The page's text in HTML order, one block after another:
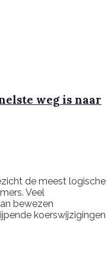
weg is naar
de meest logische
Veel
bewezen
koerswijzigingen